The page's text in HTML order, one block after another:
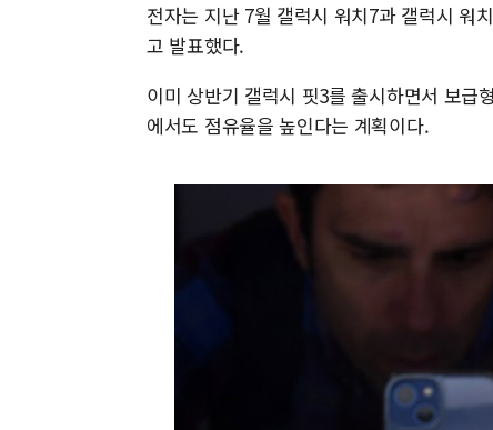
전자는 지난 7월 갤럭시 워치7과 갤럭시 워
고 발표했다.
이미 상반기 갤럭시 핏3를 출시하면서 보급
에서도 점유율을 높인다는 계획이다.